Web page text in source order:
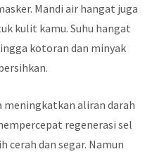
Mandi air hangat juga
kulit kamu. Suhu hangat
kotoran dan minyak
meningkatkan aliran darah
regenerasi sel
dan segar. Namun